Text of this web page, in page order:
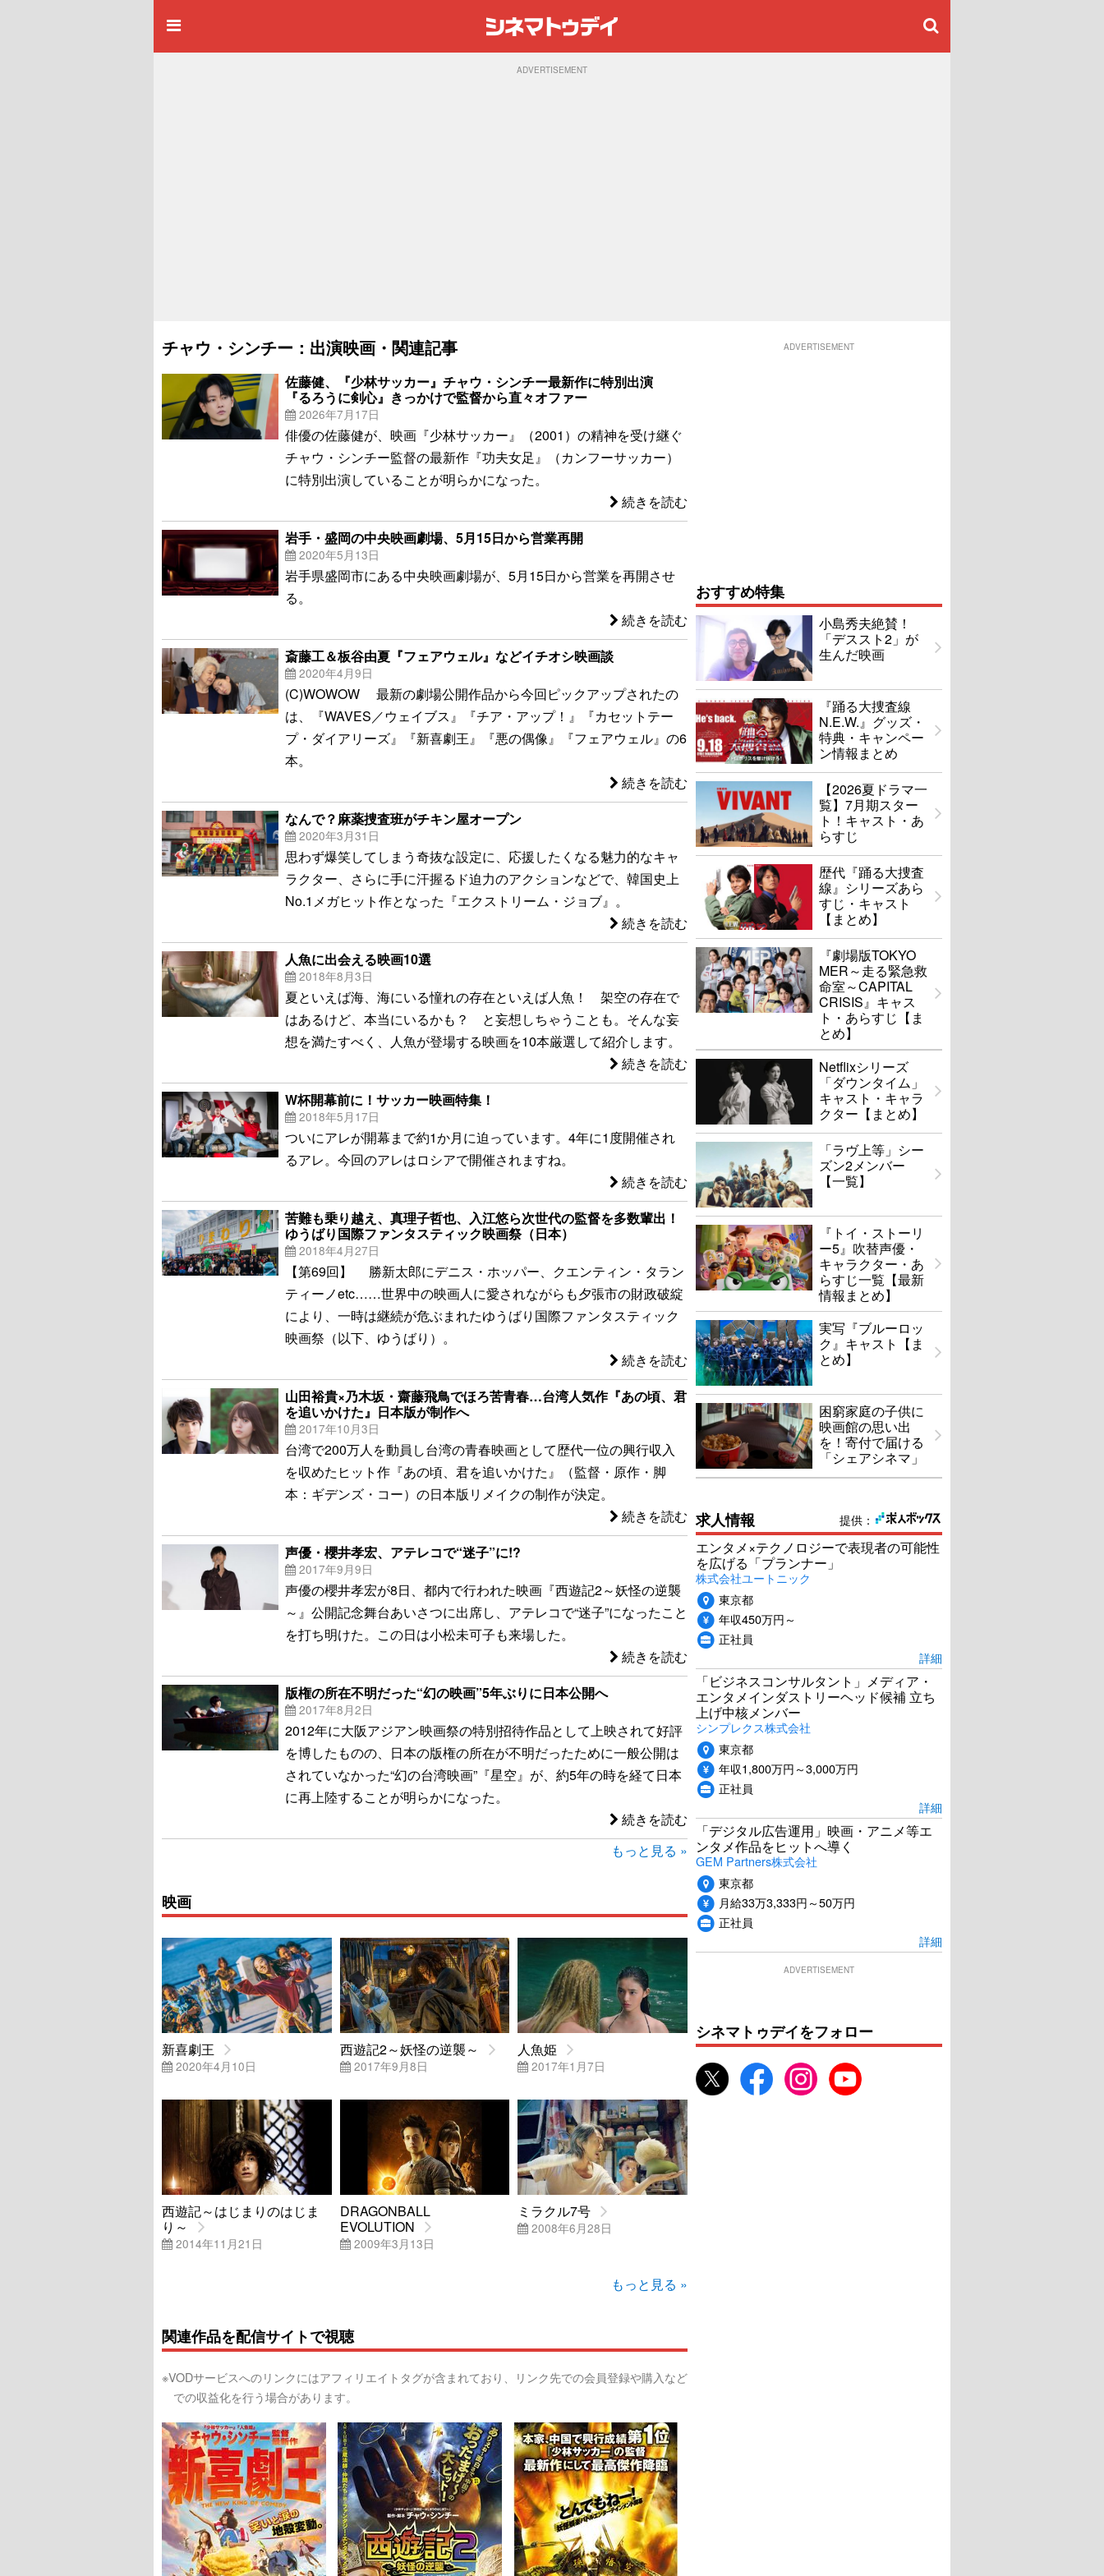
ADVERTISEMENT
チャウ・シンチー：出演映画・関連記事
佐藤健、『少林サッカー』チャウ・シンチー最新作に特別出演
『るろうに剣心』きっかけで監督から直々オファー
2026年7月17日
俳優の佐藤健が、映画『少林サッカー』（2001）の精神を受け継ぐ
チャウ・シンチー監督の最新作『功夫女足』（カンフーサッカー）
に特別出演していることが明らかになった。
続きを読む
岩手・盛岡の中央映画劇場、5月15日から営業再開
2020年5月13日
岩手県盛岡市にある中央映画劇場が、5月15日から営業を再開させ
る。
続きを読む
斎藤工＆板谷由夏『フェアウェル』などイチオシ映画談
2020年4月9日
(C)WOWOW 最新の劇場公開作品から今回ピックアップされたの
は、『WAVES／ウェイブス』『チア・アップ！』『カセットテー
プ・ダイアリーズ』『新喜劇王』『悪の偶像』『フェアウェル』の6
本。
続きを読む
なんで？麻薬捜査班がチキン屋オープン
2020年3月31日
思わず爆笑してしまう奇抜な設定に、応援したくなる魅力的なキャ
ラクター、さらに手に汗握るド迫力のアクションなどで、韓国史上
No.1メガヒット作となった『エクストリーム・ジョブ』。
続きを読む
人魚に出会える映画10選
2018年8月3日
夏といえば海、海にいる憧れの存在といえば人魚！ 架空の存在で
はあるけど、本当にいるかも？ と妄想しちゃうことも。そんな妄
想を満たすべく、人魚が登場する映画を10本厳選して紹介します。
続きを読む
W杯開幕前に！サッカー映画特集！
2018年5月17日
ついにアレが開幕まで約1か月に迫っています。4年に1度開催され
るアレ。今回のアレはロシアで開催されますね。
続きを読む
苦難も乗り越え、真理子哲也、入江悠ら次世代の監督を多数輩出！
ゆうばり国際ファンタスティック映画祭（日本）
2018年4月27日
【第69回】 勝新太郎にデニス・ホッパー、クエンティン・タラン
ティーノetc……世界中の映画人に愛されながらも夕張市の財政破綻
により、一時は継続が危ぶまれたゆうばり国際ファンタスティック
映画祭（以下、ゆうばり）。
続きを読む
山田裕貴×乃木坂・齋藤飛鳥でほろ苦青春…台湾人気作『あの頃、君
を追いかけた』日本版が制作へ
2017年10月3日
台湾で200万人を動員し台湾の青春映画として歴代一位の興行収入
を収めたヒット作『あの頃、君を追いかけた』（監督・原作・脚
本：ギデンズ・コー）の日本版リメイクの制作が決定。
続きを読む
声優・櫻井孝宏、アテレコで“迷子”に!?
2017年9月9日
声優の櫻井孝宏が8日、都内で行われた映画『西遊記2～妖怪の逆襲
～』公開記念舞台あいさつに出席し、アテレコで“迷子”になったこと
を打ち明けた。この日は小松未可子も来場した。
続きを読む
版権の所在不明だった“幻の映画”5年ぶりに日本公開へ
2017年8月2日
2012年に大阪アジアン映画祭の特別招待作品として上映されて好評
を博したものの、日本の版権の所在が不明だったために一般公開は
されていなかった“幻の台湾映画”『星空』が、約5年の時を経て日本
に再上陸することが明らかになった。
続きを読む
もっと見る »
映画
新喜劇王
2020年4月10日
西遊記2～妖怪の逆襲～
2017年9月8日
人魚姫
2017年1月7日
西遊記～はじまりのはじま
り～
2014年11月21日
DRAGONBALL
EVOLUTION
2009年3月13日
ミラクル7号
2008年6月28日
もっと見る »
関連作品を配信サイトで視聴
※VODサービスへのリンクにはアフィリエイトタグが含まれており、リンク先での会員登録や購入など
での収益化を行う場合があります。
ADVERTISEMENT
おすすめ特集
小島秀夫絶賛！
「デススト2」が
生んだ映画
『踊る大捜査線
N.E.W.』グッズ・
特典・キャンペー
ン情報まとめ
【2026夏ドラマ一
覧】7月期スター
ト！キャスト・あ
らすじ
歴代『踊る大捜査
線』シリーズあら
すじ・キャスト
【まとめ】
『劇場版TOKYO
MER～走る緊急救
命室～CAPITAL
CRISIS』キャス
ト・あらすじ【ま
とめ】
Netflixシリーズ
「ダウンタイム」
キャスト・キャラ
クター【まとめ】
「ラヴ上等」シー
ズン2メンバー
【一覧】
『トイ・ストーリ
ー5』吹替声優・
キャラクター・あ
らすじ一覧【最新
情報まとめ】
実写『ブルーロッ
ク』キャスト【ま
とめ】
困窮家庭の子供に
映画館の思い出
を！寄付で届ける
「シェアシネマ」
提供：
求人情報
エンタメ×テクノロジーで表現者の可能性
を広げる「プランナー」
株式会社ユートニック
東京都
年収450万円～
正社員
詳細
「ビジネスコンサルタント」メディア・
エンタメインダストリーヘッド候補 立ち
上げ中核メンバー
シンプレクス株式会社
東京都
年収1,800万円～3,000万円
正社員
詳細
「デジタル広告運用」映画・アニメ等エ
ンタメ作品をヒットへ導く
GEM Partners株式会社
東京都
月給33万3,333円～50万円
正社員
詳細
ADVERTISEMENT
シネマトゥデイをフォロー